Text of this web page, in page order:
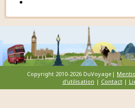
Copyright 2010-2026 DuVoyage|
d'utilisation | Contact|